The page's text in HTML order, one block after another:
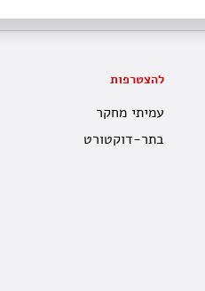
להצטרפות
עמיתי מחקר
בתר-דוקטורט